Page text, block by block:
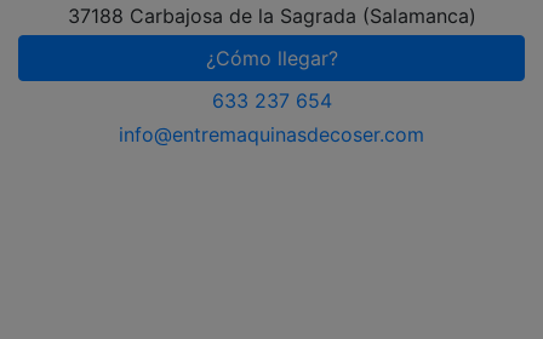
37188 Carbajosa de la Sagrada (Salamanca)
¿Cómo llegar?
633 237 654
info@entremaquinasdecoser.com